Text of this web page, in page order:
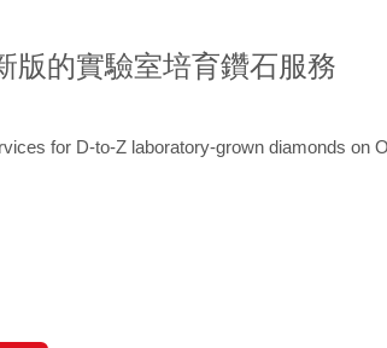
版的實驗室培育鑽石服務
for D-to-Z laboratory-grown diamonds on